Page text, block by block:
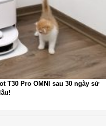
kiện thời trang, mà còn là
nghiệp.
24/7 , giúp bạn nắm được
mọi thời điểm.
máu)
nghỉ ngơi tự động.
quay hồi chuyển, la
T30 Pro OMNI sau 30 ngày sử